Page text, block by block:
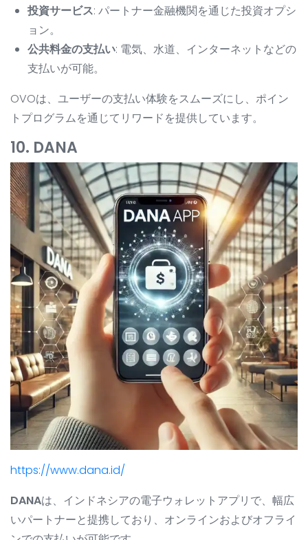
投資サービス: パートナー金融機関を通じた投資オプシ
ョン。
公共料金の支払い: 電気、水道、インターネットなどの
支払いが可能。
OVOは、ユーザーの支払い体験をスムーズにし、ポイン
トプログラムを通じてリワードを提供しています。
10. DANA
https://www.dana.id/
DANAは、インドネシアの電子ウォレットアプリで、幅広
いパートナーと提携しており、オンラインおよびオフライ